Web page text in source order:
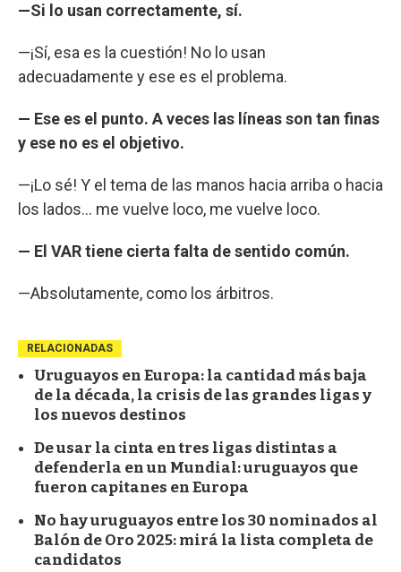
—Si lo usan correctamente, sí.
—¡Sí, esa es la cuestión! No lo usan
adecuadamente y ese es el problema.
— Ese es el punto. A veces las líneas son tan finas
y ese no es el objetivo.
—¡Lo sé! Y el tema de las manos hacia arriba o hacia
los lados... me vuelve loco, me vuelve loco.
— El VAR tiene cierta falta de sentido común.
—Absolutamente, como los árbitros.
RELACIONADAS
Uruguayos en Europa: la cantidad más baja
de la década, la crisis de las grandes ligas y
los nuevos destinos
De usar la cinta en tres ligas distintas a
defenderla en un Mundial: uruguayos que
fueron capitanes en Europa
No hay uruguayos entre los 30 nominados al
Balón de Oro 2025: mirá la lista completa de
candidatos